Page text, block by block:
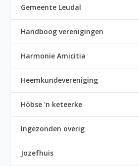
Gemeente Leudal
Handboog verenigingen
Harmonie Amicitia
Heemkundevereniging
Höbse 'n keteerke
Ingezonden overig
Jozefhuis